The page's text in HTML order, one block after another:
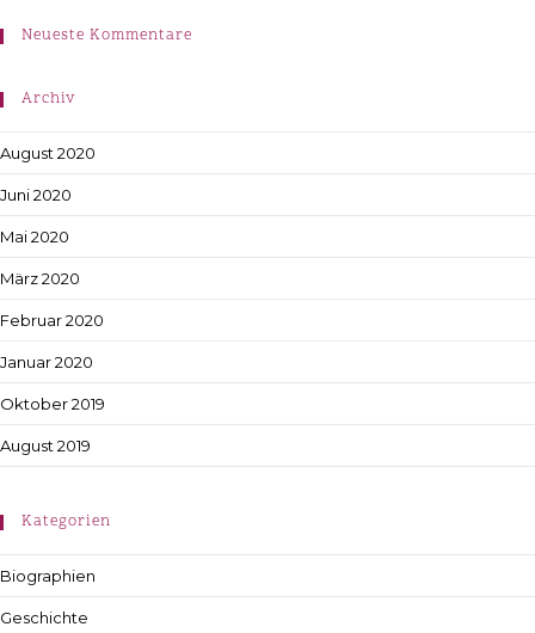
Neueste Kommentare
Archiv
August 2020
Juni 2020
Mai 2020
März 2020
Februar 2020
Januar 2020
Oktober 2019
August 2019
Kategorien
Biographien
Geschichte